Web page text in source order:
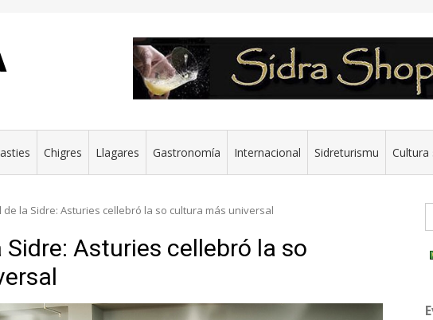
Chigres Llagares Gastronomía Internacional Sidreturismu Cultura
de la Sidre: Asturies cellebró la so cultura más universal
Sidre: Asturies cellebró la so